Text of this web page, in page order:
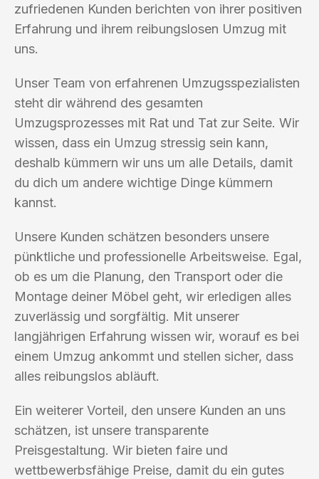
zufriedenen Kunden berichten von ihrer positiven
Erfahrung und ihrem reibungslosen Umzug mit
uns.
Unser Team von erfahrenen Umzugsspezialisten
steht dir während des gesamten
Umzugsprozesses mit Rat und Tat zur Seite. Wir
wissen, dass ein Umzug stressig sein kann,
deshalb kümmern wir uns um alle Details, damit
du dich um andere wichtige Dinge kümmern
kannst.
Unsere Kunden schätzen besonders unsere
pünktliche und professionelle Arbeitsweise. Egal,
ob es um die Planung, den Transport oder die
Montage deiner Möbel geht, wir erledigen alles
zuverlässig und sorgfältig. Mit unserer
langjährigen Erfahrung wissen wir, worauf es bei
einem Umzug ankommt und stellen sicher, dass
alles reibungslos abläuft.
Ein weiterer Vorteil, den unsere Kunden an uns
schätzen, ist unsere transparente
Preisgestaltung. Wir bieten faire und
wettbewerbsfähige Preise, damit du ein gutes